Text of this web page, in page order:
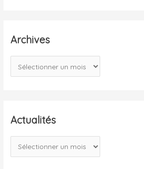
Archives
r
s
Actualités
c